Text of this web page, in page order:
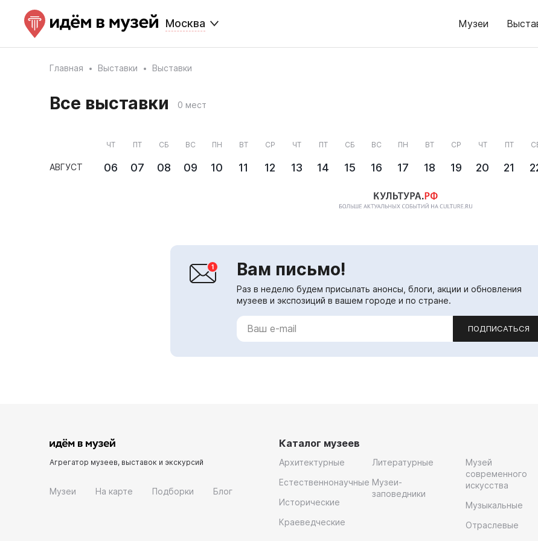
Москва Музеи
Главная Выставки Выставки
Все выставки 0 мест
АВГУСТ
ЧТ
06
ПТ
07
СБ
08
ВС
09
ПН
10
ВТ
11
СР
12
ЧТ
13
ПТ
14
СБ
15
ВС
16
ПН
17
ВТ
18
СР
19
ЧТ
20
ПТ
21
Вам письмо!
Раз в неделю будем присылать анонсы, блоги, акции и обновления
музеев и экспозиций в вашем городе и по стране.
ПОДПИСАТЬСЯ
Агрегатор музеев, выставок и экскурсий
Музеи На карте Подборки Блог
Каталог музеев
Архитектурные
Естественнонаучные
Исторические
Краеведческие
Литературные
Музеи-
заповедники
Музей
современного
искусства
Музыкальные
Отраслевые